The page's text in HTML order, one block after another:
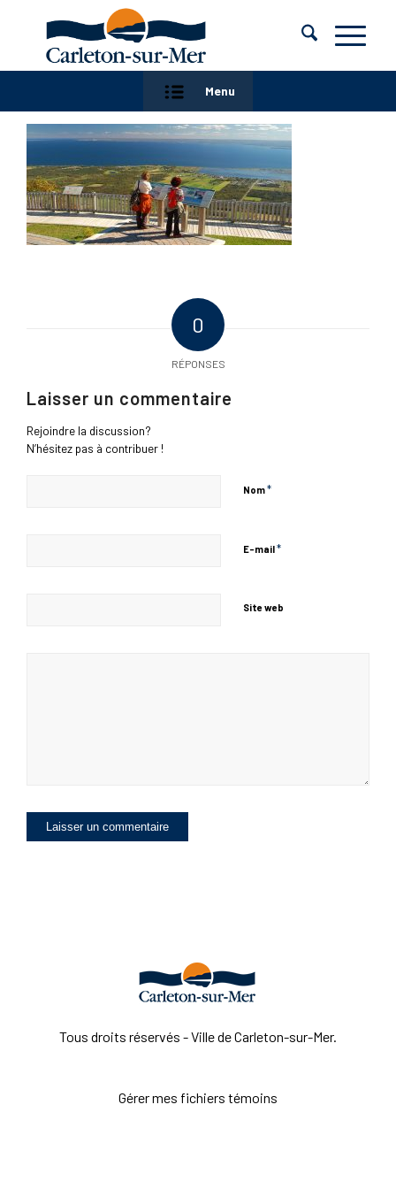
Menu
0
RÉPONSES
Laisser un commentaire
Rejoindre la discussion?
N’hésitez pas à contribuer !
Nom*
E-mail*
Site web
Tous droits réservés - Ville de Carleton-sur-Mer.
Gérer mes fichiers témoins